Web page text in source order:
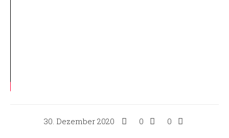
30. Dezember 2020 0 0